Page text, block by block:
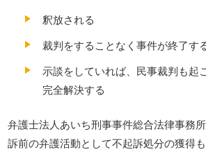
釈放される
裁判をすることなく事件が終了す
示談をしていれば、民事裁判も起
完全解決する
弁護士法人あいち刑事事件総合法律事務
訴前の弁護活動として不起訴処分の獲得